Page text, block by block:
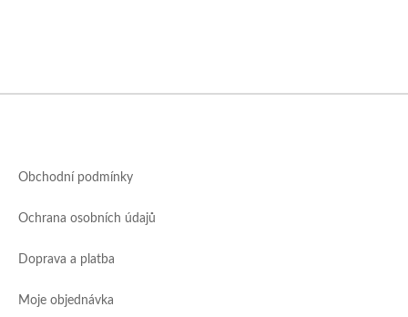
Obchodní podmínky
Ochrana osobních údajů
Doprava a platba
Moje objednávka